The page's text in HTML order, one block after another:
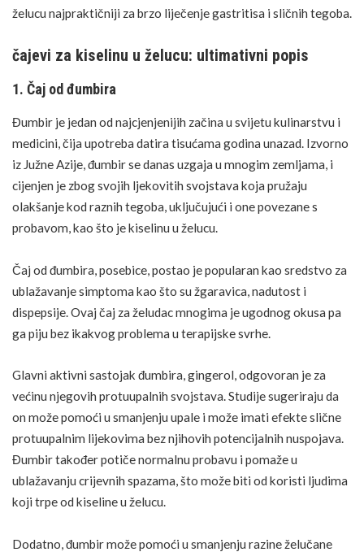
želucu najpraktičniji za brzo liječenjegastritisa i sličnih tegoba.
čajevi za kiselinu u želucu: ultimativni popis
1. Čaj od đumbira
Đumbir je jedan od najcjenjenijih začina u svijetu kulinarstvu i
medicini, čija upotreba datira tisućama godina unazad. Izvorno
iz Južne Azije, đumbir se danas uzgaja u mnogim zemljama, i
cijenjen je zbog svojih ljekovitih svojstava koja pružaju
olakšanje kod raznih tegoba, uključujući i one povezane s
probavom, kao što je kiselinu u želucu.
Čaj od đumbira , posebice, postao je popularan kao sredstvo za
ublažavanje simptoma kao što su žgaravica, nadutost i
dispepsije. Ovaj čaj za želudacmnogima je ugodnog okusa pa
ga piju bez ikakvog problema u terapijske svrhe.
Glavni aktivni sastojak đumbira,gingerol, odgovoran je za
većinu njegovih protuupalnih svojstava. Studije sugeriraju da
on može pomoći u smanjenju upale i može imati efekte slične
protuupalnim lijekovima bez njihovih potencijalnih nuspojava.
Đumbir također potiče normalnu probavu i pomaže u
ublažavanju crijevnih spazama, što može biti od koristi ljudima
koji trpe od kiseline u želucu.
Dodatno, đumbir može pomoći u smanjenju razine želučane